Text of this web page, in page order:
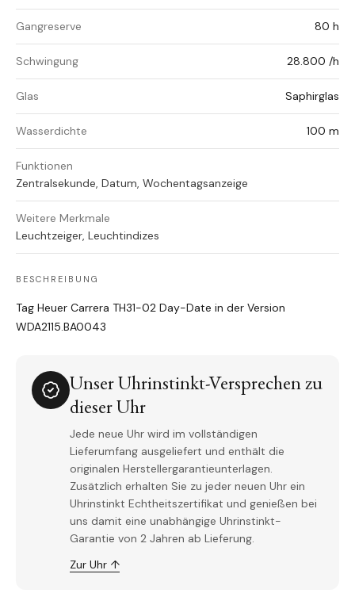
Gangreserve 80 h
Schwingung 28.800 /h
Glas Saphirglas
Wasserdichte 100 m
Funktionen
Zentralsekunde, Datum, Wochentagsanzeige
Weitere Merkmale
Leuchtzeiger, Leuchtindizes
BESCHREIBUNG
Tag Heuer Carrera TH31-02 Day-Date in der Version
WDA2115.BA0043
Unser Uhrinstinkt-Versprechen zu
dieser Uhr
Jede neue Uhr wird im vollständigen
Lieferumfang ausgeliefert und enthält die
originalen Herstellergarantieunterlagen.
Zusätzlich erhalten Sie zu jeder neuen Uhr ein
Uhrinstinkt Echtheitszertifikat und genießen bei
uns damit eine unabhängige Uhrinstinkt-
Garantie von 2 Jahren ab Lieferung.
Zur Uhr ↑